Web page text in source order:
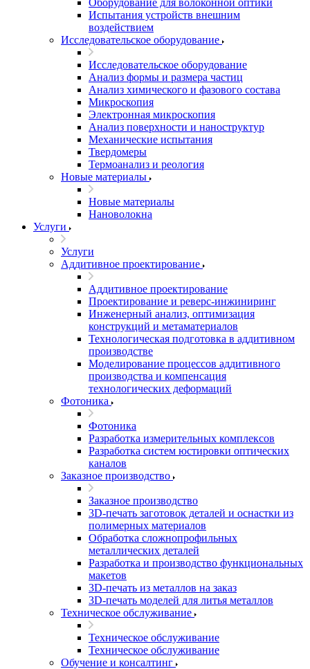
Оборудование для волоконной оптики
Испытания устройств внешним
воздействием
Исследовательское оборудование
Исследовательское оборудование
Анализ формы и размера частиц
Анализ химического и фазового состава
Микроскопия
Электронная микроскопия
Анализ поверхности и наноструктур
Механические испытания
Твердомеры
Термоанализ и реология
Новые материалы
Новые материалы
Нановолокна
Услуги
Услуги
Аддитивное проектирование
Аддитивное проектирование
Проектирование и реверс-инжиниринг
Инженерный анализ, оптимизация
конструкций и метаматериалов
Технологическая подготовка в аддитивном
производстве
Моделирование процессов аддитивного
производства и компенсация
технологических деформаций
Фотоника
Фотоника
Разработка измерительных комплексов
Разработка систем юстировки оптических
каналов
Заказное производство
Заказное производство
3D-печать заготовок деталей и оснастки из
полимерных материалов
Обработка сложнопрофильных
металлических деталей
Разработка и производство функциональных
макетов
3D-печать из металлов на заказ
3D-печать моделей для литья металлов
Техническое обслуживание
Техническое обслуживание
Техническое обслуживание
Обучение и консалтинг